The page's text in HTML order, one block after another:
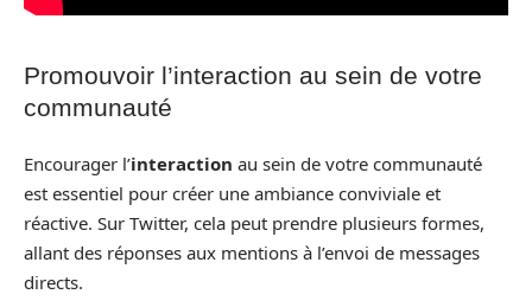
Promouvoir l’interaction au sein de votre
communauté
Encourager l’interaction au sein de votre communauté
est essentiel pour créer une ambiance conviviale et
réactive. Sur Twitter, cela peut prendre plusieurs formes,
allant des réponses aux mentions à l’envoi de messages
directs.